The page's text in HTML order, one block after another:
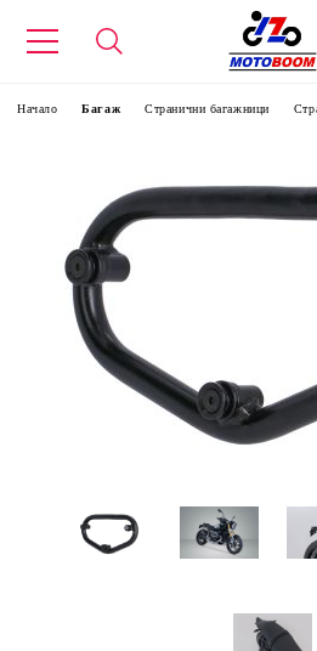
Начало Багаж Странични багажници